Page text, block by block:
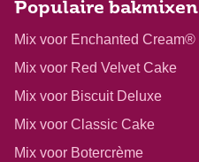
Populaire bakmixen
Mix voor Enchanted Cream®
Mix voor Red Velvet Cake
Mix voor Biscuit Deluxe
Mix voor Classic Cake
Mix voor Botercrème